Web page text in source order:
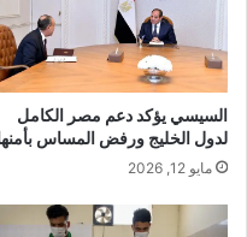
السيسي يؤكد دعم مصر الكامل
لدول الخليج ورفض المساس
مايو 12, 2026